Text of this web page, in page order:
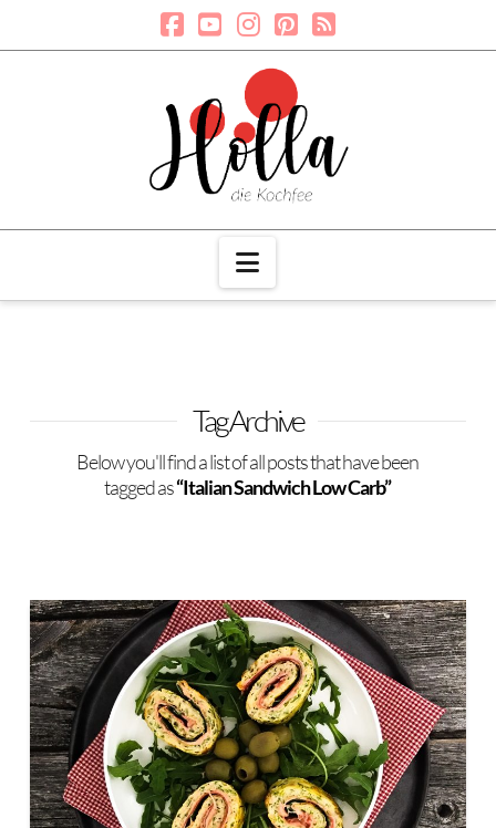
Navigation
Tag Archive
Below you'll find a list of all posts that have been
tagged as“Italian Sandwich Low Carb”